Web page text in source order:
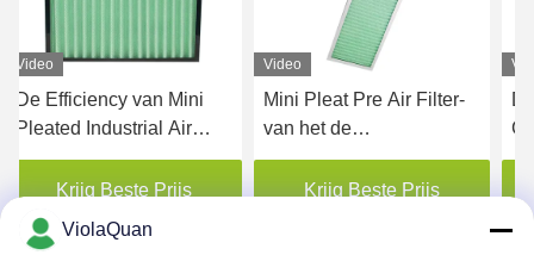
Video
Mini Pleat Pre Air Filter-
van het de
Ventilatiesysteem van het
Aluminiumkader de
Filtratie
Krijg Beste Prijs
Video
De honingraat
Geactiveerde Filter van
de Koolstoflucht/de Filter
van de Rookverwijdering
Krijg Beste Prijs
ViolaQuan